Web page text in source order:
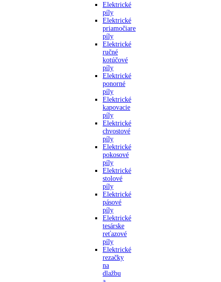
Elektrické
píly
Elektrické
priamočiare
píly
Elektrické
ručné
kotúčové
píly
Elektrické
ponorné
píly
Elektrické
kapovacie
píly
Elektrické
chvostové
píly
Elektrické
pokosové
píly
Elektrické
stolové
píly
Elektrické
pásové
píly
Elektrické
tesárske
reťazové
píly
Elektrické
rezačky
na
dlažbu